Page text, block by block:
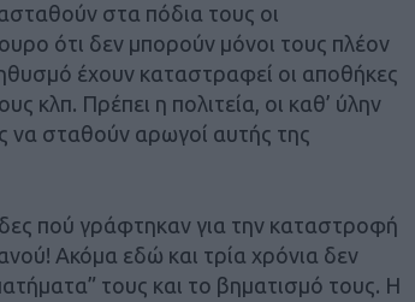
στα πόδια τους οι
ότι δεν μπορούν μόνοι τους πλέον
έχουν καταστραφεί οι αποθήκες
κλπ. Πρέπει η πολιτεία, οι καθ’ ύλην
να σταθούν αρωγοί αυτής της
πού γράφτηκαν για την καταστροφή
Ακόμα εδώ και τρία χρόνια δεν
τους και το βηματισμό τους. Η